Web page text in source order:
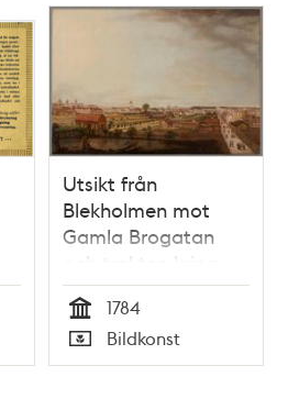
Utsikt från
Blekholmen mot
Gamla Brogatan
och trakten kring
Observatoriet
Tid
1784
Typ
Bildkonst